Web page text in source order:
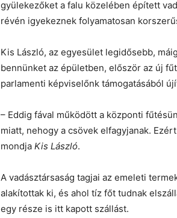
gyülekezőket a falu közelében épített
révén igyekeznek folyamatosan
Kis László, az egyesület legidősebb,
bennünket az épületben, először az új
parlamenti képviselőnk támogatásából
– Eddig fával működött a központi
miatt, nehogy a csövek elfagyjanak.
mondja Kis László.
A vadásztársaság tagjai az emeleti
alakítottak ki, és ahol tíz főt tudnak
egy része is itt kapott szállást.